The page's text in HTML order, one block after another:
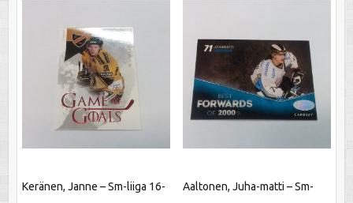
Keränen, Janne – Sm-liiga 16- Aaltonen, Juha-matti – Sm-